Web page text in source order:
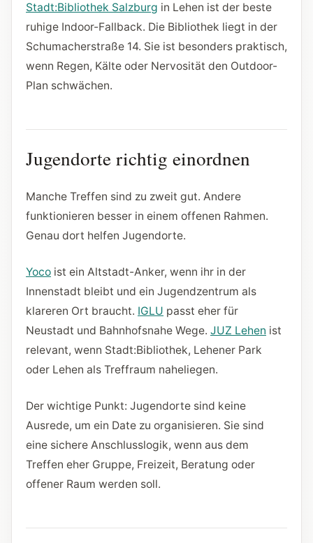
Stadt:Bibliothek Salzburg in Lehen ist der beste
ruhige Indoor-Fallback. Die Bibliothek liegt in der
Schumacherstraße 14. Sie ist besonders praktisch,
wenn Regen, Kälte oder Nervosität den Outdoor-
Plan schwächen.
Jugendorte richtig einordnen
Manche Treffen sind zu zweit gut. Andere
funktionieren besser in einem offenen Rahmen.
Genau dort helfen Jugendorte.
Yoco ist ein Altstadt-Anker, wenn ihr in der
Innenstadt bleibt und ein Jugendzentrum als
klareren Ort braucht. IGLU passt eher für
Neustadt und Bahnhofsnahe Wege. JUZ Lehen ist
relevant, wenn Stadt:Bibliothek, Lehener Park
oder Lehen als Treffraum naheliegen.
Der wichtige Punkt: Jugendorte sind keine
Ausrede, um ein Date zu organisieren. Sie sind
eine sichere Anschlusslogik, wenn aus dem
Treffen eher Gruppe, Freizeit, Beratung oder
offener Raum werden soll.